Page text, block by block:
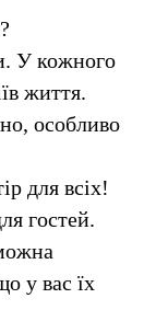
У кожного
життя.
особливо
для всіх!
гостей.
у вас їх